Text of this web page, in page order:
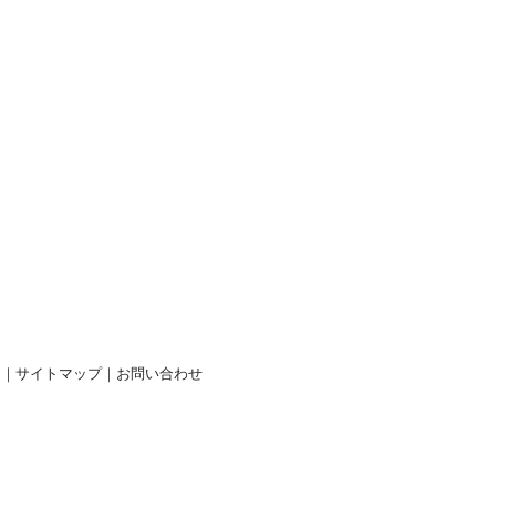
｜ サイトマップ｜ お問い合わせ